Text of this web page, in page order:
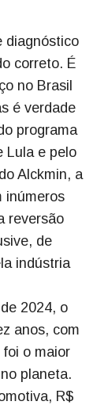
diagnóstico
correto. É
no Brasil
é verdade
programa
Lula e pelo
Alckmin, a
inúmeros
reversão
de
indústria
2024, o
anos, com
o maior
planeta.
R$